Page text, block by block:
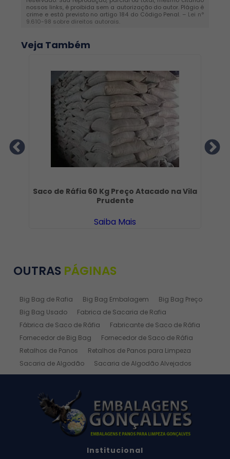
nossos links, é proibida sem a autorização do autor. Plágio é
crime e está previsto no artigo 184 do Código Penal. – Lei n°
9.610-98 sobre direitos autorais.
Veja Também
Saco de Ráfia 60 Kg Preço Atacado na Vila
Prudente
Saiba Mais
OUTRAS PÁGINAS
Big Bag de Rafia Big Bag Embalagem
Big Bag Preço
Big Bag Usado
Fabrica de Sacaria de Rafia
Fábrica de Saco de Ráfia
Fabricante de Saco de Ráfia
Fornecedor de Big Bag
Fornecedor de Saco de Ráfia
Retalhos de Panos
Retalhos de Panos para Limpeza
Sacaria de Algodão
Sacaria de Algodão Alvejados
Sacaria de Ráfia
Sacaria de Rafia Laminada
Saco de Rafia
Saco de Rafia 100 Kg
Saco de Rafia 20kg
Saco de Ráfia 25 Kg
Saco de Ráfia 30 Kg
Saco de Rafia 40 Kg
Saco de Ráfia 60 Kg Preço
Institucional